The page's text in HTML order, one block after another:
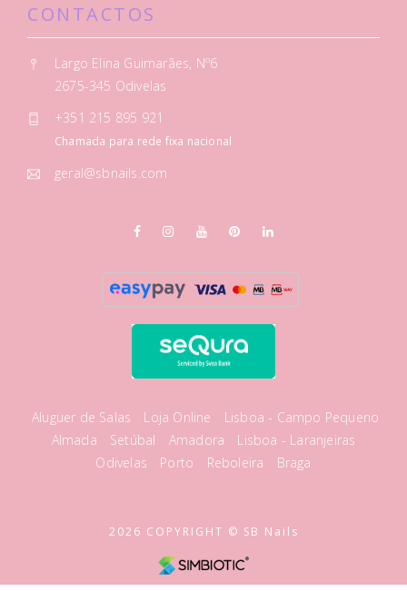
CONTACTOS
Largo Elina Guimarães, Nº6
2675-345 Odivelas
+351 215 895 921
Chamada para rede fixa nacional
geral@sbnails.com
Aluguer de Salas Loja Online
Lisboa - Campo Pequeno
Almada
Setúbal Amadora
Lisboa - Laranjeiras
Odivelas
Porto Reboleira Braga
2026 COPYRIGHT © SB Nails